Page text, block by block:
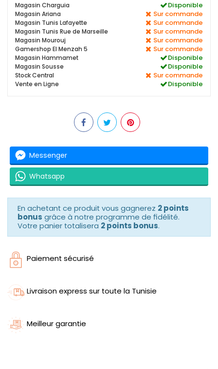
Magasin Charguia Disponible
Magasin Ariana Sur commande
Magasin Tunis Lafayette Sur commande
Magasin Tunis Rue de Marseille Sur commande
Magasin Mourouj Sur commande
Gamershop El Menzah 5 Sur commande
Magasin Hammamet Disponible
Magasin Sousse Disponible
Stock Central Sur commande
Vente en Ligne Disponible
Messenger
Whatsapp
En achetant ce produit vous gagnerez 2 points
bonus grâce à notre programme de fidélité.
Votre panier totalisera 2 points bonus.
Paiement sécurisé
Livraison express sur toute la Tunisie
Meilleur garantie